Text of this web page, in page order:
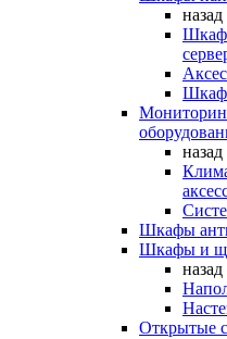
назад
назад
Шкафы
Шкафы и
назад
Открытые